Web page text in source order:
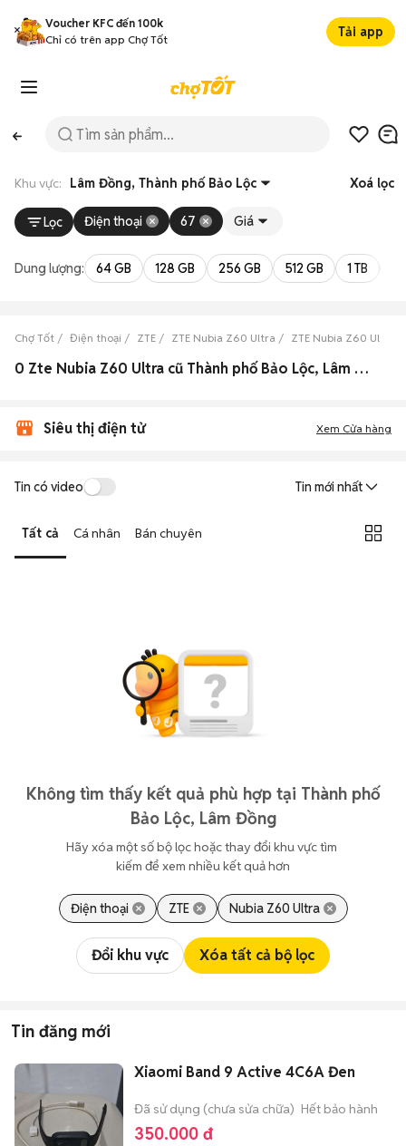
Voucher KFC đến 100k
Chỉ có trên app Chợ Tốt
Tải app
Khu vực: Lâm Đồng, Thành phố Bảo Lộc Xoá lọc
Lọc Điện thoại 67 Giá
Dung lượng: 64 GB 128 GB 256 GB 512 GB 1 TB
Chợ Tốt Điện thoại ZTE ZTE Nubia Z60 Ultra ZTE Nubia Z60 Ultra
0 Zte Nubia Z60 Ultra cũ Thành phố Bảo Lộc, Lâm Đồng đẹp
Siêu thị điện tử Xem Cửa hàng
Tin có video Tin mới nhất
Tất cả Cá nhân Bán chuyên
Không tìm thấy kết quả phù hợp tại Thành phố
Bảo Lộc, Lâm Đồng
Hãy xóa một số bộ lọc hoặc thay đổi khu vực tìm
kiếm để xem nhiều kết quả hơn
Điện thoại ZTE Nubia Z60 Ultra
Đổi khu vực Xóa tất cả bộ lọc
Tin đăng mới
Xiaomi Band 9 Active 4C6A Đen
Đã sử dụng (chưa sửa chữa) Hết bảo hành
350.000 đ